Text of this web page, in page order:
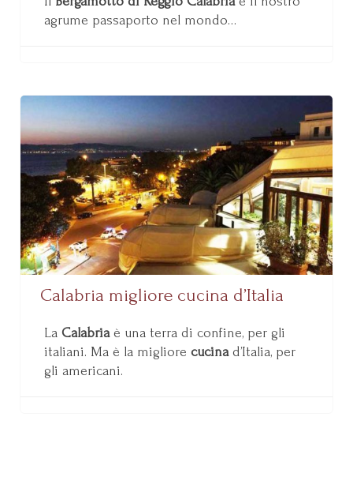
agrume passaporto nel mondo…
Calabria migliore cucina d’Italia
La Calabriaè una terra di confine, per gli
italiani. Ma è la migliore cucinad’Italia, per
gli americani.